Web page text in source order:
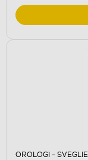
OROLOGI - SVEGLIE